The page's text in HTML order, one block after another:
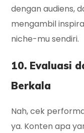
dengan audiens,
mengambil
niche-mu sendiri.
10. Evaluasi
Berkala
Nah, cek
ya. Konten apa